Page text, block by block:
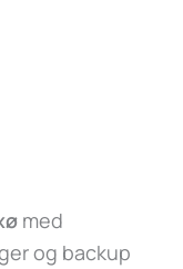
med
og backup